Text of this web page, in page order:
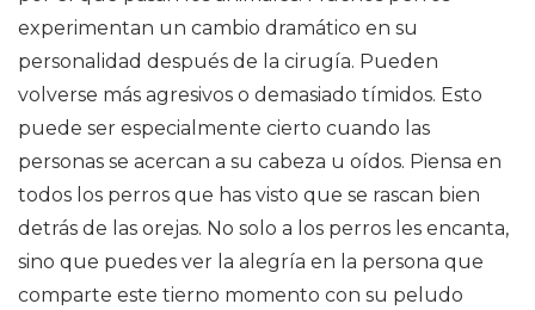
experimentan un cambio dramático en su
personalidad después de la cirugía. Pueden
volverse más agresivos o demasiado tímidos. Esto
puede ser especialmente cierto cuando las
personas se acercan a su cabeza u oídos. Piensa en
todos los perros que has visto que se rascan bien
detrás de las orejas. No solo a los perros les encanta,
sino que puedes ver la alegría en la persona que
comparte este tierno momento con su peludo